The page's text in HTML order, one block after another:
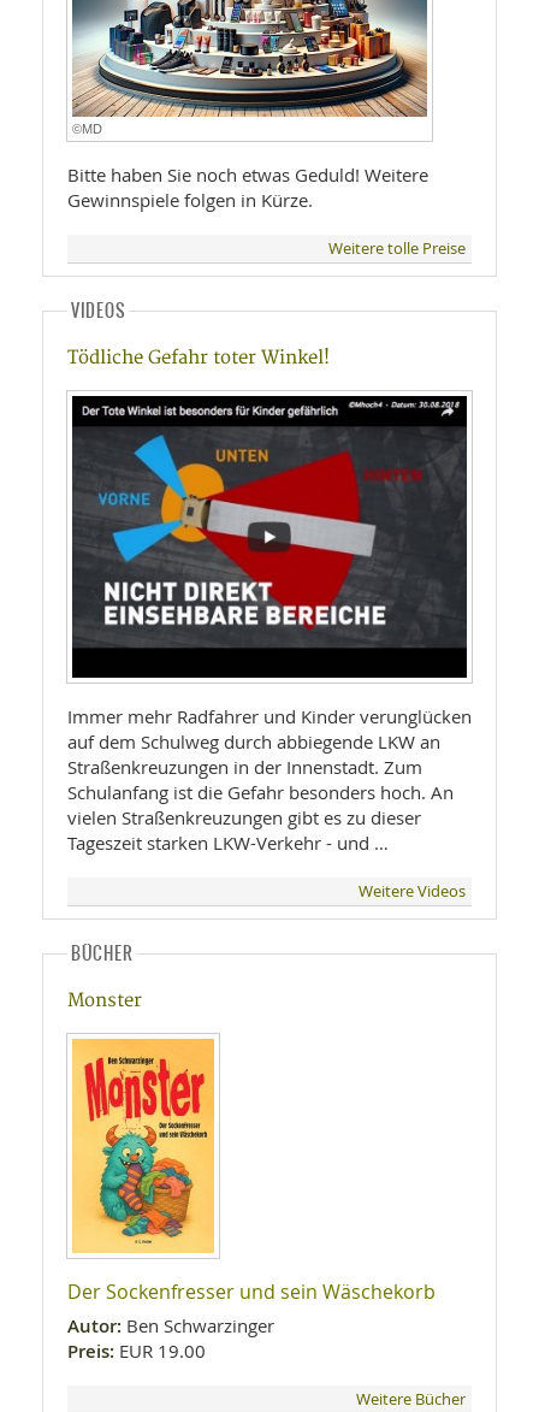
©MD
Bitte haben Sie noch etwas Geduld! Weitere
Gewinnspiele folgen in Kürze.
Weitere tolle Preise
VIDEOS
Tödliche Gefahr toter Winkel!
Immer mehr Radfahrer und Kinder verunglücken
auf dem Schulweg durch abbiegende LKW an
Straßenkreuzungen in der Innenstadt. Zum
Schulanfang ist die Gefahr besonders hoch. An
vielen Straßenkreuzungen gibt es zu dieser
Tageszeit starken LKW-Verkehr - und …
Weitere Videos
BÜCHER
Monster
Der Sockenfresser und sein Wäschekorb
Autor: Ben Schwarzinger
Preis: EUR 19.00
Weitere Bücher